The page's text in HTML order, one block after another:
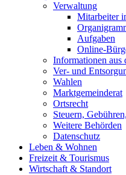
Verwaltung
Mitarbeiter
Aufgaben
Online-
Informationen aus
Ver- und
Wahlen
Marktgemeinderat
Ortsrecht
Steuern,
Weitere Behörden
Datenschutz
Leben & Wohnen
Freizeit & Tourismus
Wirtschaft & Standort